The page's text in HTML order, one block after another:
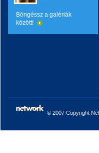
Böngéssz a galériák
között!
© 2007 Copyright